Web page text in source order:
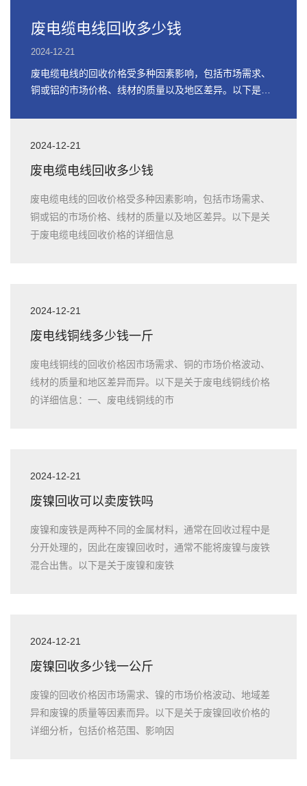
废电缆电线回收多少钱
2024-12-21
废电缆电线的回收价格受多种因素影响，包括市场需求、
铜或铝的市场价格、线材的质量以及地区差异。以下是关
2024-12-21
废电缆电线回收多少钱
废电缆电线的回收价格受多种因素影响，包括市场需求、
铜或铝的市场价格、线材的质量以及地区差异。以下是关
于废电缆电线回收价格的详细信息
2024-12-21
废电线铜线多少钱一斤
废电线铜线的回收价格因市场需求、铜的市场价格波动、
线材的质量和地区差异而异。以下是关于废电线铜线价格
的详细信息：一、废电线铜线的市
2024-12-21
废镍回收可以卖废铁吗
废镍和废铁是两种不同的金属材料，通常在回收过程中是
分开处理的，因此在废镍回收时，通常不能将废镍与废铁
混合出售。以下是关于废镍和废铁
2024-12-21
废镍回收多少钱一公斤
废镍的回收价格因市场需求、镍的市场价格波动、地域差
异和废镍的质量等因素而异。以下是关于废镍回收价格的
详细分析，包括价格范围、影响因